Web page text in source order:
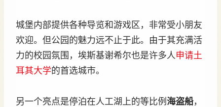
城堡内部提供各种导览和游戏区，非常受小朋友
欢迎。但公园的魅力远不止于此。由于其充满活
力的校园氛围，埃斯基谢希尔也是许多人 申请土
耳其大学的首选城市。
另一个亮点是停泊在人工湖上的等比例 海盗船，